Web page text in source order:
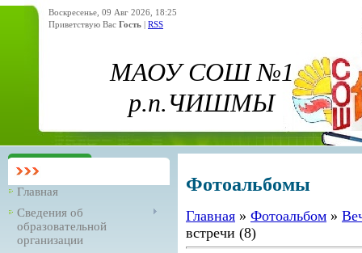
Воскресенье, 09 Авг 2026, 18:25
Приветствую Вас Гость RSS
МАОУ СОШ №1
р.п.ЧИШМЫ
Главная
Сведения об
образовательной
организации
Фотоальбомы
Главная » Фотоальбом »
встречи (8)